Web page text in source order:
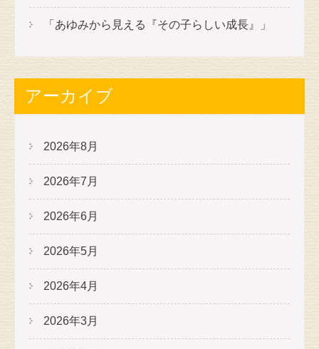
「あゆみから見える『その子らしい成長』」
アーカイブ
2026年8月
2026年7月
2026年6月
2026年5月
2026年4月
2026年3月